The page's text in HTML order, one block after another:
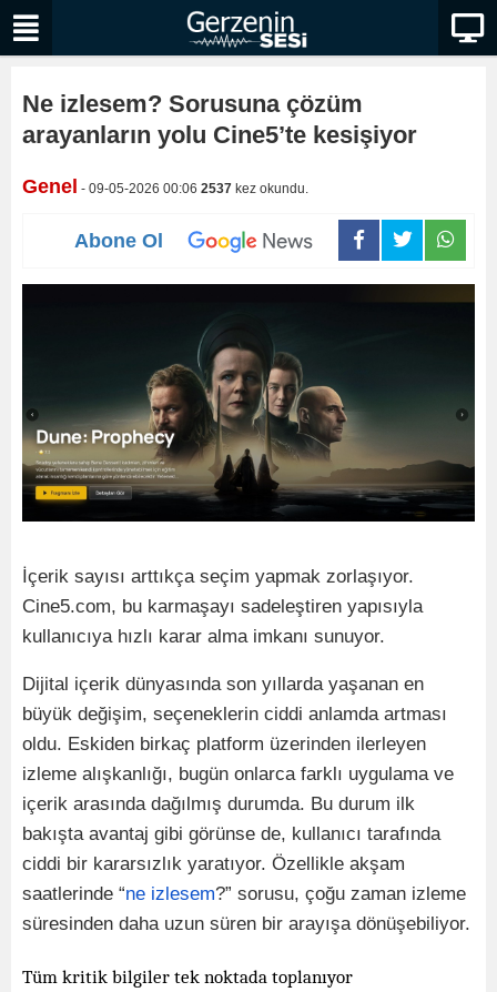
Ne izlesem? Sorusuna çözüm
arayanların yolu Cine5’te kesişiyor
Genel - 09-05-2026 00:06 2537 kez okundu.
Abone Ol
İçerik sayısı arttıkça seçim yapmak zorlaşıyor.
Cine5.com, bu karmaşayı sadeleştiren yapısıyla
kullanıcıya hızlı karar alma imkanı sunuyor.
Dijital içerik dünyasında son yıllarda yaşanan en
büyük değişim, seçeneklerin ciddi anlamda artması
oldu. Eskiden birkaç platform üzerinden ilerleyen
izleme alışkanlığı, bugün onlarca farklı uygulama ve
içerik arasında dağılmış durumda. Bu durum ilk
bakışta avantaj gibi görünse de, kullanıcı tarafında
ciddi bir kararsızlık yaratıyor. Özellikle akşam
saatlerinde “ne izlesem?” sorusu, çoğu zaman izleme
süresinden daha uzun süren bir arayışa dönüşebiliyor.
Tüm kritik bilgiler tek noktada toplanıyor